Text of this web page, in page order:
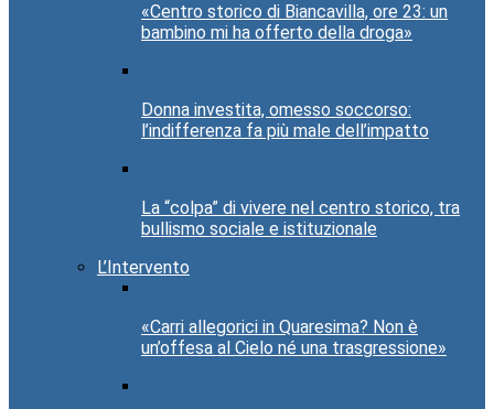
«Centro storico di Biancavilla, ore 23: un
bambino mi ha offerto della droga»
Donna investita, omesso soccorso:
l’indifferenza fa più male dell’impatto
La “colpa” di vivere nel centro storico, tra
bullismo sociale e istituzionale
L’Intervento
«Carri allegorici in Quaresima? Non è
un’offesa al Cielo né una trasgressione»